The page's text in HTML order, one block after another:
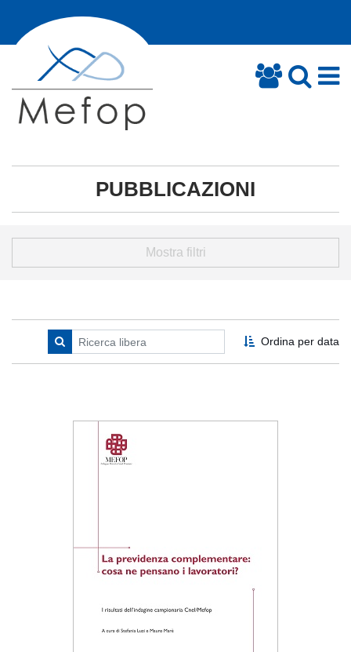
PUBBLICAZIONI
Mostra filtri
Ordina per data